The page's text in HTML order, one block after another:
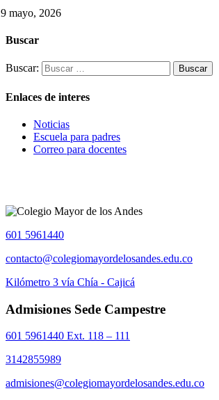
mayo, 2026
Buscar
Buscar:
Enlaces de interes
Noticias
Escuela para padres
Correo para docentes
601 5961440
contacto@colegiomayordelosandes.edu.co
Kilómetro 3 vía Chía - Cajicá
Admisiones Sede Campestre
601 5961440 Ext. 118 – 111
3142855989
admisiones@colegiomayordelosandes.edu.co